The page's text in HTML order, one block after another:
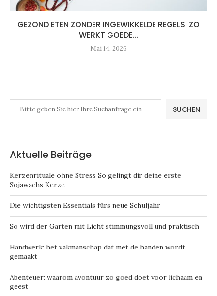
GEZOND ETEN ZONDER INGEWIKKELDE REGELS: ZO
WERKT GOEDE...
Mai 14, 2026
SUCHEN
Aktuelle Beiträge
Kerzenrituale ohne Stress So gelingt dir deine erste
Sojawachs Kerze
Die wichtigsten Essentials fürs neue Schuljahr
So wird der Garten mit Licht stimmungsvoll und praktisch
Handwerk: het vakmanschap dat met de handen wordt
gemaakt
Abenteuer: waarom avontuur zo goed doet voor lichaam en
geest